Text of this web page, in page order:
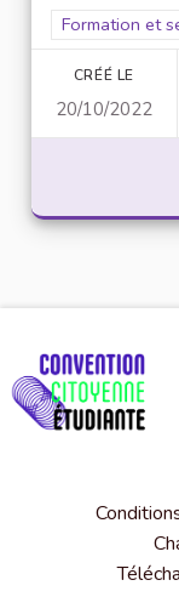
Filtrer les
Formation et
CRÉÉ LE
20/10/2022